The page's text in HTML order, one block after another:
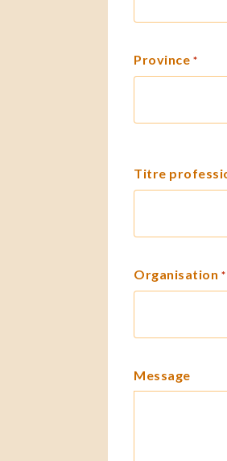
Province *
Titre
Organisation *
Message